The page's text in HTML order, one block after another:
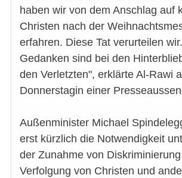
haben wir von dem Anschlag auf
Christen nach der
erfahren. Diese Tat verurteilen
Gedanken sind bei den
den Verletzten", erklärte Al-Rawi
Donnerstagin einer
Außenminister Michael
erst kürzlich die Notwendigkeit
der Zunahme von
Verfolgung von Christen und